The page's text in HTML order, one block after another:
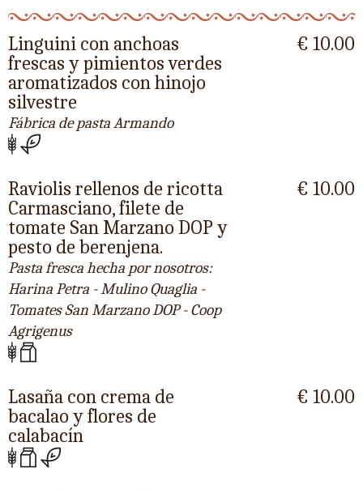
Linguini con anchoas
frescas y pimientos verdes
aromatizados con hinojo
silvestre
Fábrica de pasta Armando
€ 10.00
Raviolis rellenos de ricotta
Carmasciano, filete de
tomate San Marzano DOP y
pesto de berenjena.
Pasta fresca hecha por nosotros:
Harina Petra - Mulino Quaglia -
Tomates San Marzano DOP - Coop
Agrigenus
€ 10.00
Lasaña con crema de
bacalao y flores de
calabacín
€ 10.00